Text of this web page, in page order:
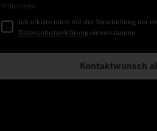
*Pflichtfeld
Ich erkläre mich mit der Verarbeitung der
Datenschutzerklärung einverstanden.
Kontaktwunsch